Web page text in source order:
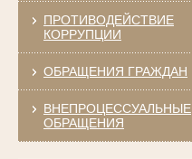
ПРОТИВОДЕЙСТВИЕ
КОРРУПЦИИ
ОБРАЩЕНИЯ ГРАЖДАН
ВНЕПРОЦЕССУАЛЬНЫЕ
ОБРАЩЕНИЯ